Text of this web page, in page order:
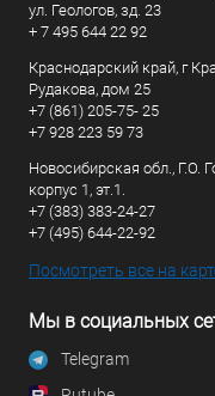
ул. Геологов, зд. 23
+ 7 495 644 22 92
Краснодарский край, г
Рудакова, дом 25
+7 (861) 205-75- 25
+7 928 223 59 73
Новосибирская обл., Г.О.
корпус 1, эт.1.
+7 (383) 383-24-27
+7 (495) 644-22-92
Посмотреть все на
Мы в социальных
Telegram